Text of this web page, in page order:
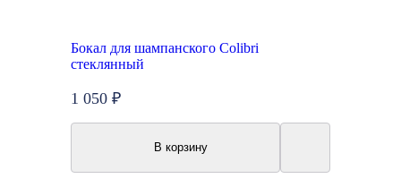
Бокал для шампанского Colibri
стеклянный
1 050 ₽
В корзину